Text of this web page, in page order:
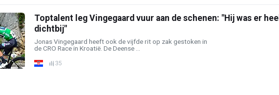
Toptalent leg Vingegaard vuur aan de schenen: "Hij was er heel
dichtbij"
Jonas Vingegaard heeft ook de vijfde rit op zak gestoken in
de CRO Race in Kroatië. De Deense ...
35